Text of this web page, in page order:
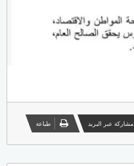
مشاركة عبر البريد طباعة